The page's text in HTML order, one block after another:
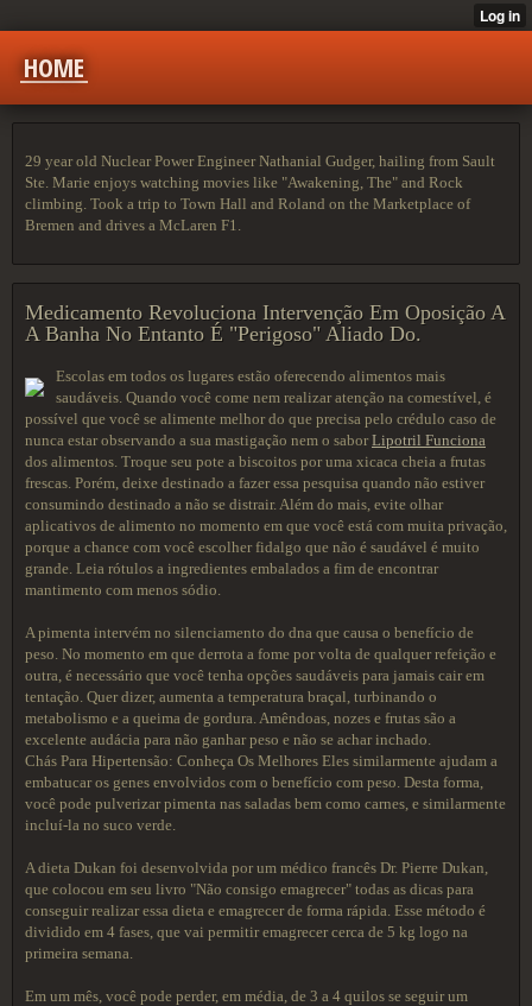
HOME
29 year old Nuclear Power Engineer Nathanial Gudger, hailing from Sault
Ste. Marie enjoys watching movies like "Awakening, The" and Rock
climbing. Took a trip to Town Hall and Roland on the Marketplace of
Bremen and drives a McLaren F1.
Medicamento Revoluciona Intervenção Em Oposição A
A Banha No Entanto É "Perigoso" Aliado Do.
Escolas em todos os lugares estão oferecendo alimentos mais
saudáveis. Quando você come nem realizar atenção na comestível, é
possível que você se alimente melhor do que precisa pelo crédulo caso de
nunca estar observando a sua mastigação nem o saborLipotril Funciona
dos alimentos. Troque seu pote a biscoitos por uma xicaca cheia a frutas
frescas. Porém, deixe destinado a fazer essa pesquisa quando não estiver
consumindo destinado a não se distrair. Além do mais, evite olhar
aplicativos de alimento no momento em que você está com muita privação,
porque a chance com você escolher fidalgo que não é saudável é muito
grande. Leia rótulos a ingredientes embalados a fim de encontrar
mantimento com menos sódio.
A pimenta intervém no silenciamento do dna que causa o benefício de
peso. No momento em que derrota a fome por volta de qualquer refeição e
outra, é necessário que você tenha opções saudáveis ​​para jamais cair em
tentação. Quer dizer, aumenta a temperatura braçal, turbinando o
metabolismo e a queima de gordura. Amêndoas, nozes e frutas são a
excelente audácia para não ganhar peso e não se achar inchado.
Chás Para Hipertensão: Conheça Os Melhores Eles similarmente ajudam a
embatucar os genes envolvidos com o benefício com peso. Desta forma,
você pode pulverizar pimenta nas saladas bem como carnes, e similarmente
incluí-la no suco verde.
A dieta Dukan foi desenvolvida por um médico francês Dr. Pierre Dukan,
que colocou em seu livro "Não consigo emagrecer" todas as dicas para
conseguir realizar essa dieta e emagrecer de forma rápida. Esse método é
dividido em 4 fases, que vai permitir emagrecer cerca de 5 kg logo na
primeira semana.
Em um mês, você pode perder, em média, de 3 a 4 quilos se seguir um